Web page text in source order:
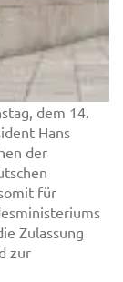
dem 14.
Hans
der
für
Zulassung
zur